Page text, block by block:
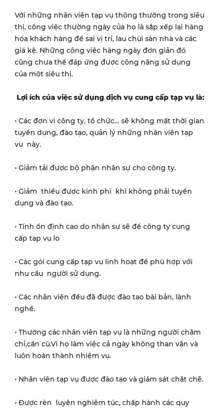
Với những nhân viên tạp vụ thông thường trong siêu
thị, công việc thường ngày của họ là sắp xếp lại hàng
hóa khách hàng để sai vị trí, lau chùi sàn nhà và các
giá kệ. Những công việc hàng ngày đơn giản đó
cũng chưa thể đáp ứng được công năng sử dụng
của một siêu thị.
Lợi ích của việc sử dụng dịch vụ cung cấp tạp vụ là:
• Các đơn vị công ty, tổ chức… sẽ không mất thời gian
tuyển dụng, đào tạo, quản lý những nhân viên tạp
vụ này.
• Giảm tải được bộ phận nhân sự cho công ty.
• Giảm thiểu được kinh phí khi không phải tuyển
dụng và đào tạo.
• Tính ổn định cao do nhân sự sẽ để công ty cung
cấp tạp vụ lo
• Các gói cung cấp tạp vụ linh hoạt để phù hợp với
nhu cầu người sử dụng.
• Các nhân viên đều đã được đào tạo bài bản, lành
nghề.
• Thường các nhân viên tạp vụ là những người chăm
chỉ,cần cù.Vì họ làm việc cả ngày không than vãn và
luôn hoàn thành nhiệm vụ.
• Nhân viên tạp vụ được đào tạo và giám sát chặt chẽ.
• Được rèn luyện nghiêm túc, chấp hành các quy